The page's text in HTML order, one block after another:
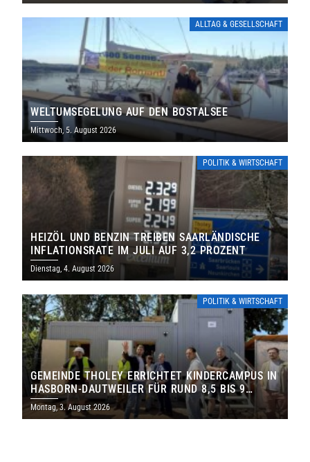
ALLTAG & GESELLSCHAFT
WELTUMSEGELUNG AUF DEN BOSTALSEE
Mittwoch, 5. August 2026
POLITIK & WIRTSCHAFT
HEIZÖL UND BENZIN TREIBEN SAARLÄNDISCHE
INFLATIONSRATE IM JULI AUF 3,2 PROZENT
Dienstag, 4. August 2026
POLITIK & WIRTSCHAFT
GEMEINDE THOLEY ERRICHTET KINDERCAMPUS IN
HASBORN-DAUTWEILER FÜR RUND 8,5 BIS 9
MILLIONEN EURO
Montag, 3. August 2026